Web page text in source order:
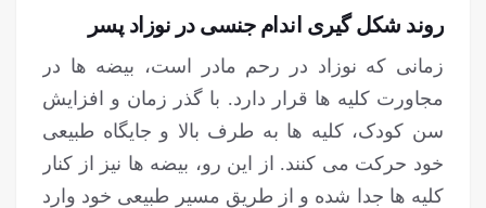
روند شکل گیری اندام جنسی در نوزاد پسر
زمانی که نوزاد در رحم مادر است، بیضه ها در
مجاورت کلیه ها قرار دارد. با گذر زمان و افزایش
سن کودک، کلیه ها به طرف بالا و جایگاه طبیعی
خود حرکت می کنند. از این رو، بیضه ها نیز از کنار
کلیه ها جدا شده و از طریق مسیر طبیعی خود وارد